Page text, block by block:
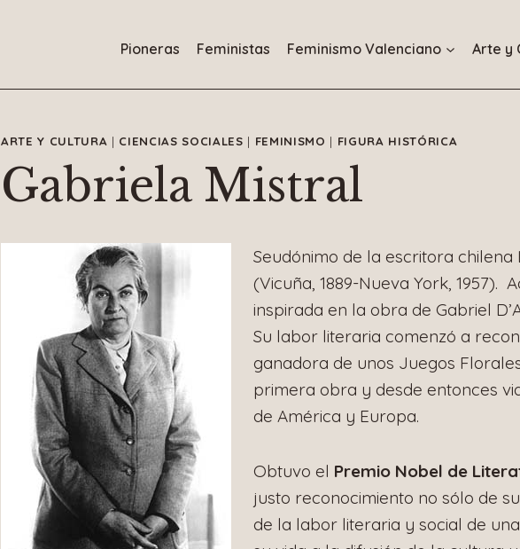
Pioneras Feministas Feminismo Valenciano Arte y
ARTE Y CULTURA | CIENCIAS SOCIALES | FEMINISMO | FIGURA HISTÓRICA
Gabriela Mistral
Seudónimo de la escritora
(Vicuña, 1889-Nueva York, 1957).
inspirada en la obra de Gabriel
Su labor literaria comenzó a
ganadora de unos Juegos
primera obra y desde entonces
de América y Europa.
Obtuvo el Premio Nobel de
justo reconocimiento no sólo de
de la labor literaria y social de